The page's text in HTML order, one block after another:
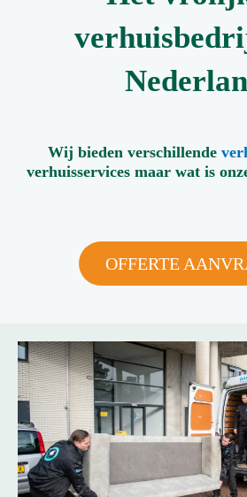
Wij bieden verschillende
verhuisservices maar wat is
OFFERTE